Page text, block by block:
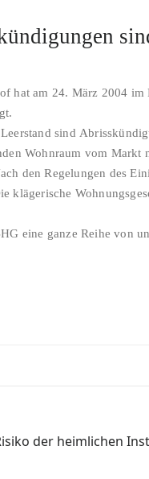
hat am 24. März 2004
sind
Wohnraum vom Markt
den Regelungen des
klägerische
eine ganze Reihe von